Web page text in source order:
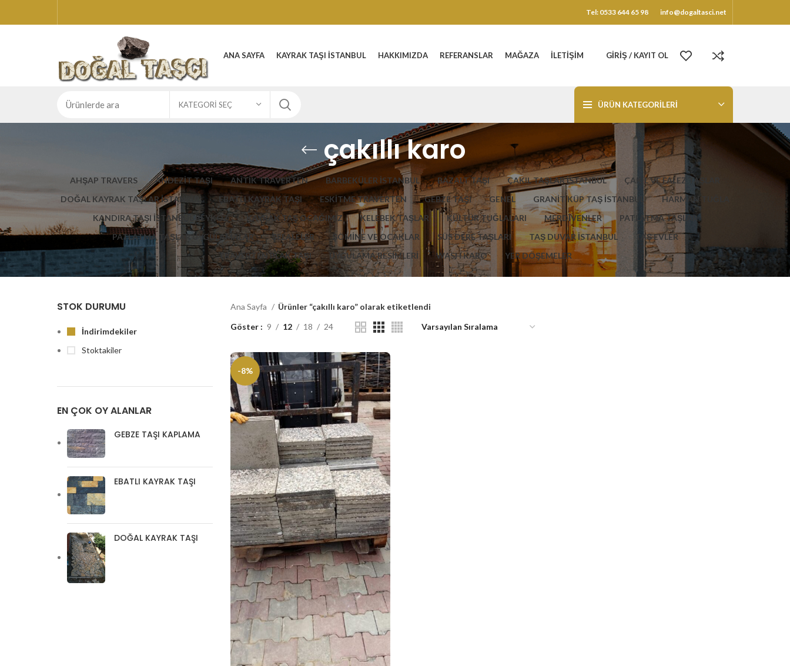
Tel: 0533 644 65 98 info@dogaltasci.net
ANA SAYFA KAYRAK TAŞI İSTANBUL HAKKIMIZDA REFERANSLAR MAĞAZA İLETIŞIM GIRIŞ / KAYIT OL
KATEGORI SEÇ ÜRÜN KATEGORILERI
çakıllı karo
AHŞAP TRAVERS ANDEZİT TAŞI ANTİK TRAVERTEN BARBEKÜLER İSTANBUL BAZALT TAŞI ÇAKIL TAŞLAR İSTANBUL
ÇAKIL VE FALEZ TAŞLAR
DOĞAL KAYRAK TAŞLAR İSTANBUL
EBATLI KAYRAK TAŞI ESKITME TRAVERTEN GEBZE TAŞI GENEL GRANİT KÜP TAŞ İSTANBUL
HARMAN TUĞLA
KANDIRA TAŞI İSTANBUL BEYKOZ
KAYRAK TAŞ OCAĞIMIZ KELEBEK TAŞLAR KÜLTÜR TUĞLALARI MERDİVENLER
PATLATMA TAŞLAR
PATLATMA TAŞLAR UYGULAMALAR
ŞELALELER ŞÖMİNE VE OCAKLAR SÜS DERE TAŞLARI TAŞ DUVAR İSTANBUL
TAŞ EVLER
TRAVERTEN PLAK TAŞI
UYGULAMA RESİMLERİ WASH KARO YER DÖŞEMELER
STOK DURUMU
İndirimdekiler
Stoktakiler
EN ÇOK OY ALANLAR
GEBZE TAŞI KAPLAMA
EBATLI KAYRAK TAŞI
DOĞAL KAYRAK TAŞI
Ana Sayfa
Ürünler “çakıllı karo” olarak etiketlendi
Göster
9 12 18 24
-8%